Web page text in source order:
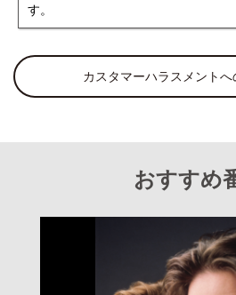
す。
カスタマーハラスメント
おすすめ